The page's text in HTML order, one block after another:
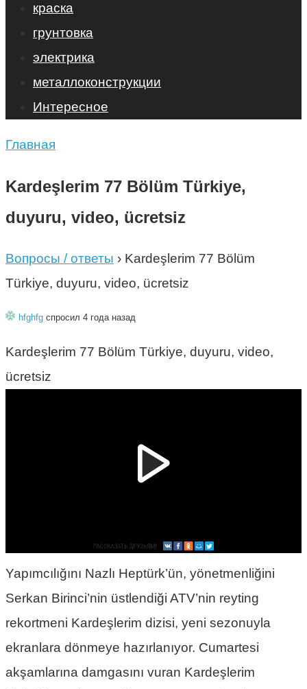
краска
грунтовка
электрика
металлоконструкции
Интересное
Главная
Kardeşlerim 77 Bölüm Türkiye,
duyuru, video, ücretsiz
Вопросы / ответы › Kardeşlerim 77 Bölüm
Türkiye, duyuru, video, ücretsiz
hfghfg спросил 4 года назад
Kardeşlerim 77 Bölüm Türkiye, duyuru, video,
ücretsiz
Yapımcılığını Nazlı Heptürk’ün, yönetmenliğini
Serkan Birinci’nin üstlendiği ATV’nin reyting
rekortmeni Kardeşlerim dizisi, yeni sezonuyla
ekranlara dönmeye hazırlanıyor. Cumartesi
akşamlarına damgasını vuran Kardeşlerim